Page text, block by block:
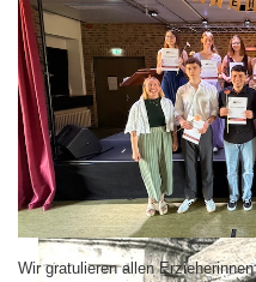
Wir gratulieren allen